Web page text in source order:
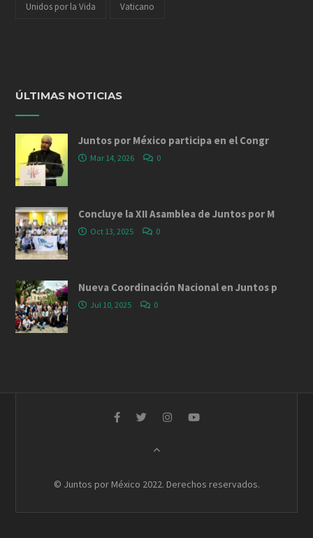
Unidos por la Vida Vaticano
ÚLTIMAS NOTICIAS
Juntos por México participa en el Congr
Mar 14, 2026 0
Concluye la XII Asamblea de Juntos por M
Oct 13, 2025 0
Nueva Coordinación Nacional en Juntos p
Jul 10, 2025 0
© Juntos por México 2022. Derechos reservados.